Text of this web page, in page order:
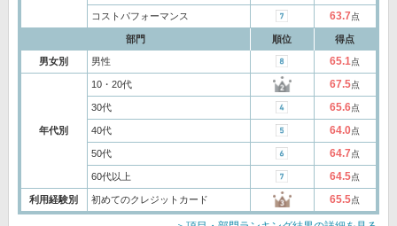
コストパフォーマンス 63.7点
部門 順位 得点
男女別 男性 65.1点
年代別
10・20代 67.5点
30代 65.6点
40代 64.0点
50代 64.7点
60代以上 64.5点
利用経験別 初めてのクレジットカード 65.5点